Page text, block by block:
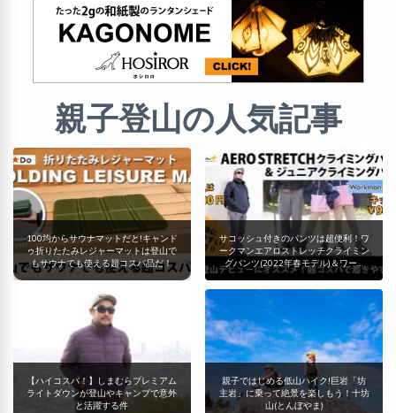
親子登山の人気記事
100均からサウナマットだと!キャンド
ゥ折りたたみレジャーマットは登山で
もサウナでも使える超コスパ品だ！
サコッシュ付きのパンツは超便利！ワ
ークマンエアロストレッチクライミン
グパンツ(2022年春モデル)＆ワー…
【ハイコスパ！】しまむらプレミアム
ライトダウンが登山やキャンプで意外
と活躍する件
親子ではじめる低山ハイク!巨岩「坊
主岩」に乗って絶景を楽しもう！十坊
山(とんぼやま)